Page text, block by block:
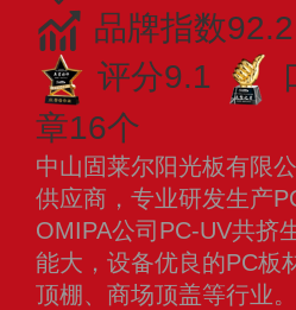
品牌指数92.2
评分9.1
章16个
中山固莱尔阳光板有限
供应商，专业研发生产
OMIPA公司PC-UV共挤
能大，设备优良的PC板
顶棚、商场顶盖等行业。